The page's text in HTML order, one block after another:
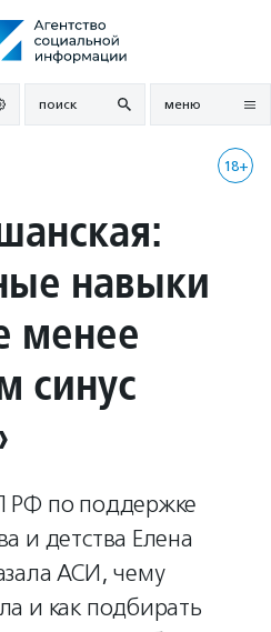
поиск меню
18+
навыки
менее
синус
РФ по поддержке
и детства Елена
АСИ, чему
и как подбирать